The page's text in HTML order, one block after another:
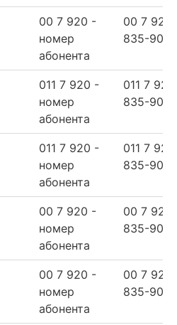
00 7 920 -
номер
абонента
00 7 920
835-90-
011 7 920 -
номер
абонента
011 7 920
835-90-
011 7 920 -
номер
абонента
011 7 920
835-90-
00 7 920 -
номер
абонента
00 7 920
835-90-
00 7 920 -
номер
абонента
00 7 920
835-90-